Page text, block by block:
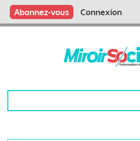
Aller
contenu
Main
Qui sommes nous ?
Vous publiez
Nous publions
Contactez-nous
Abonnez-vous Connexion